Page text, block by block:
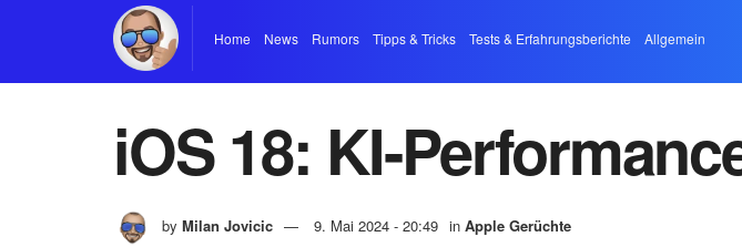
Home News Rumors Tipps & Tricks Tests & Erfahrungsberichte Allgemein
iOS 18: KI-
by Milan Jovicic 9. Mai 2024 - 20:49 in Apple Gerüchte